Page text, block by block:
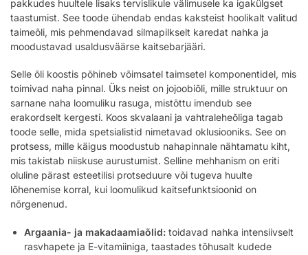
pakkudes huultele lisaks tervislikule välimusele ka igakülgset
taastumist. See toode ühendab endas kaksteist hoolikalt valitud
taimeõli, mis pehmendavad silmapilkselt karedat nahka ja
moodustavad usaldusväärse kaitsebarjääri.
Selle õli koostis põhineb võimsatel taimsetel komponentidel, mis
toimivad naha pinnal. Üks neist on jojoobiõli, mille struktuur on
sarnane naha loomuliku rasuga, mistõttu imendub see
erakordselt kergesti. Koos skvalaani ja vahtraleheõliga tagab
toode selle, mida spetsialistid nimetavad oklusiooniks. See on
protsess, mille käigus moodustub nahapinnale nähtamatu kiht,
mis takistab niiskuse aurustumist. Selline mehhanism on eriti
oluline pärast esteetilisi protseduure või tugeva huulte
lõhenemise korral, kui loomulikud kaitsefunktsioonid on
nõrgenenud.
Argaania- ja makadaamiaõlid: toidavad nahka intensiivselt
rasvhapete ja E-vitamiiniga, taastades tõhusalt kudede